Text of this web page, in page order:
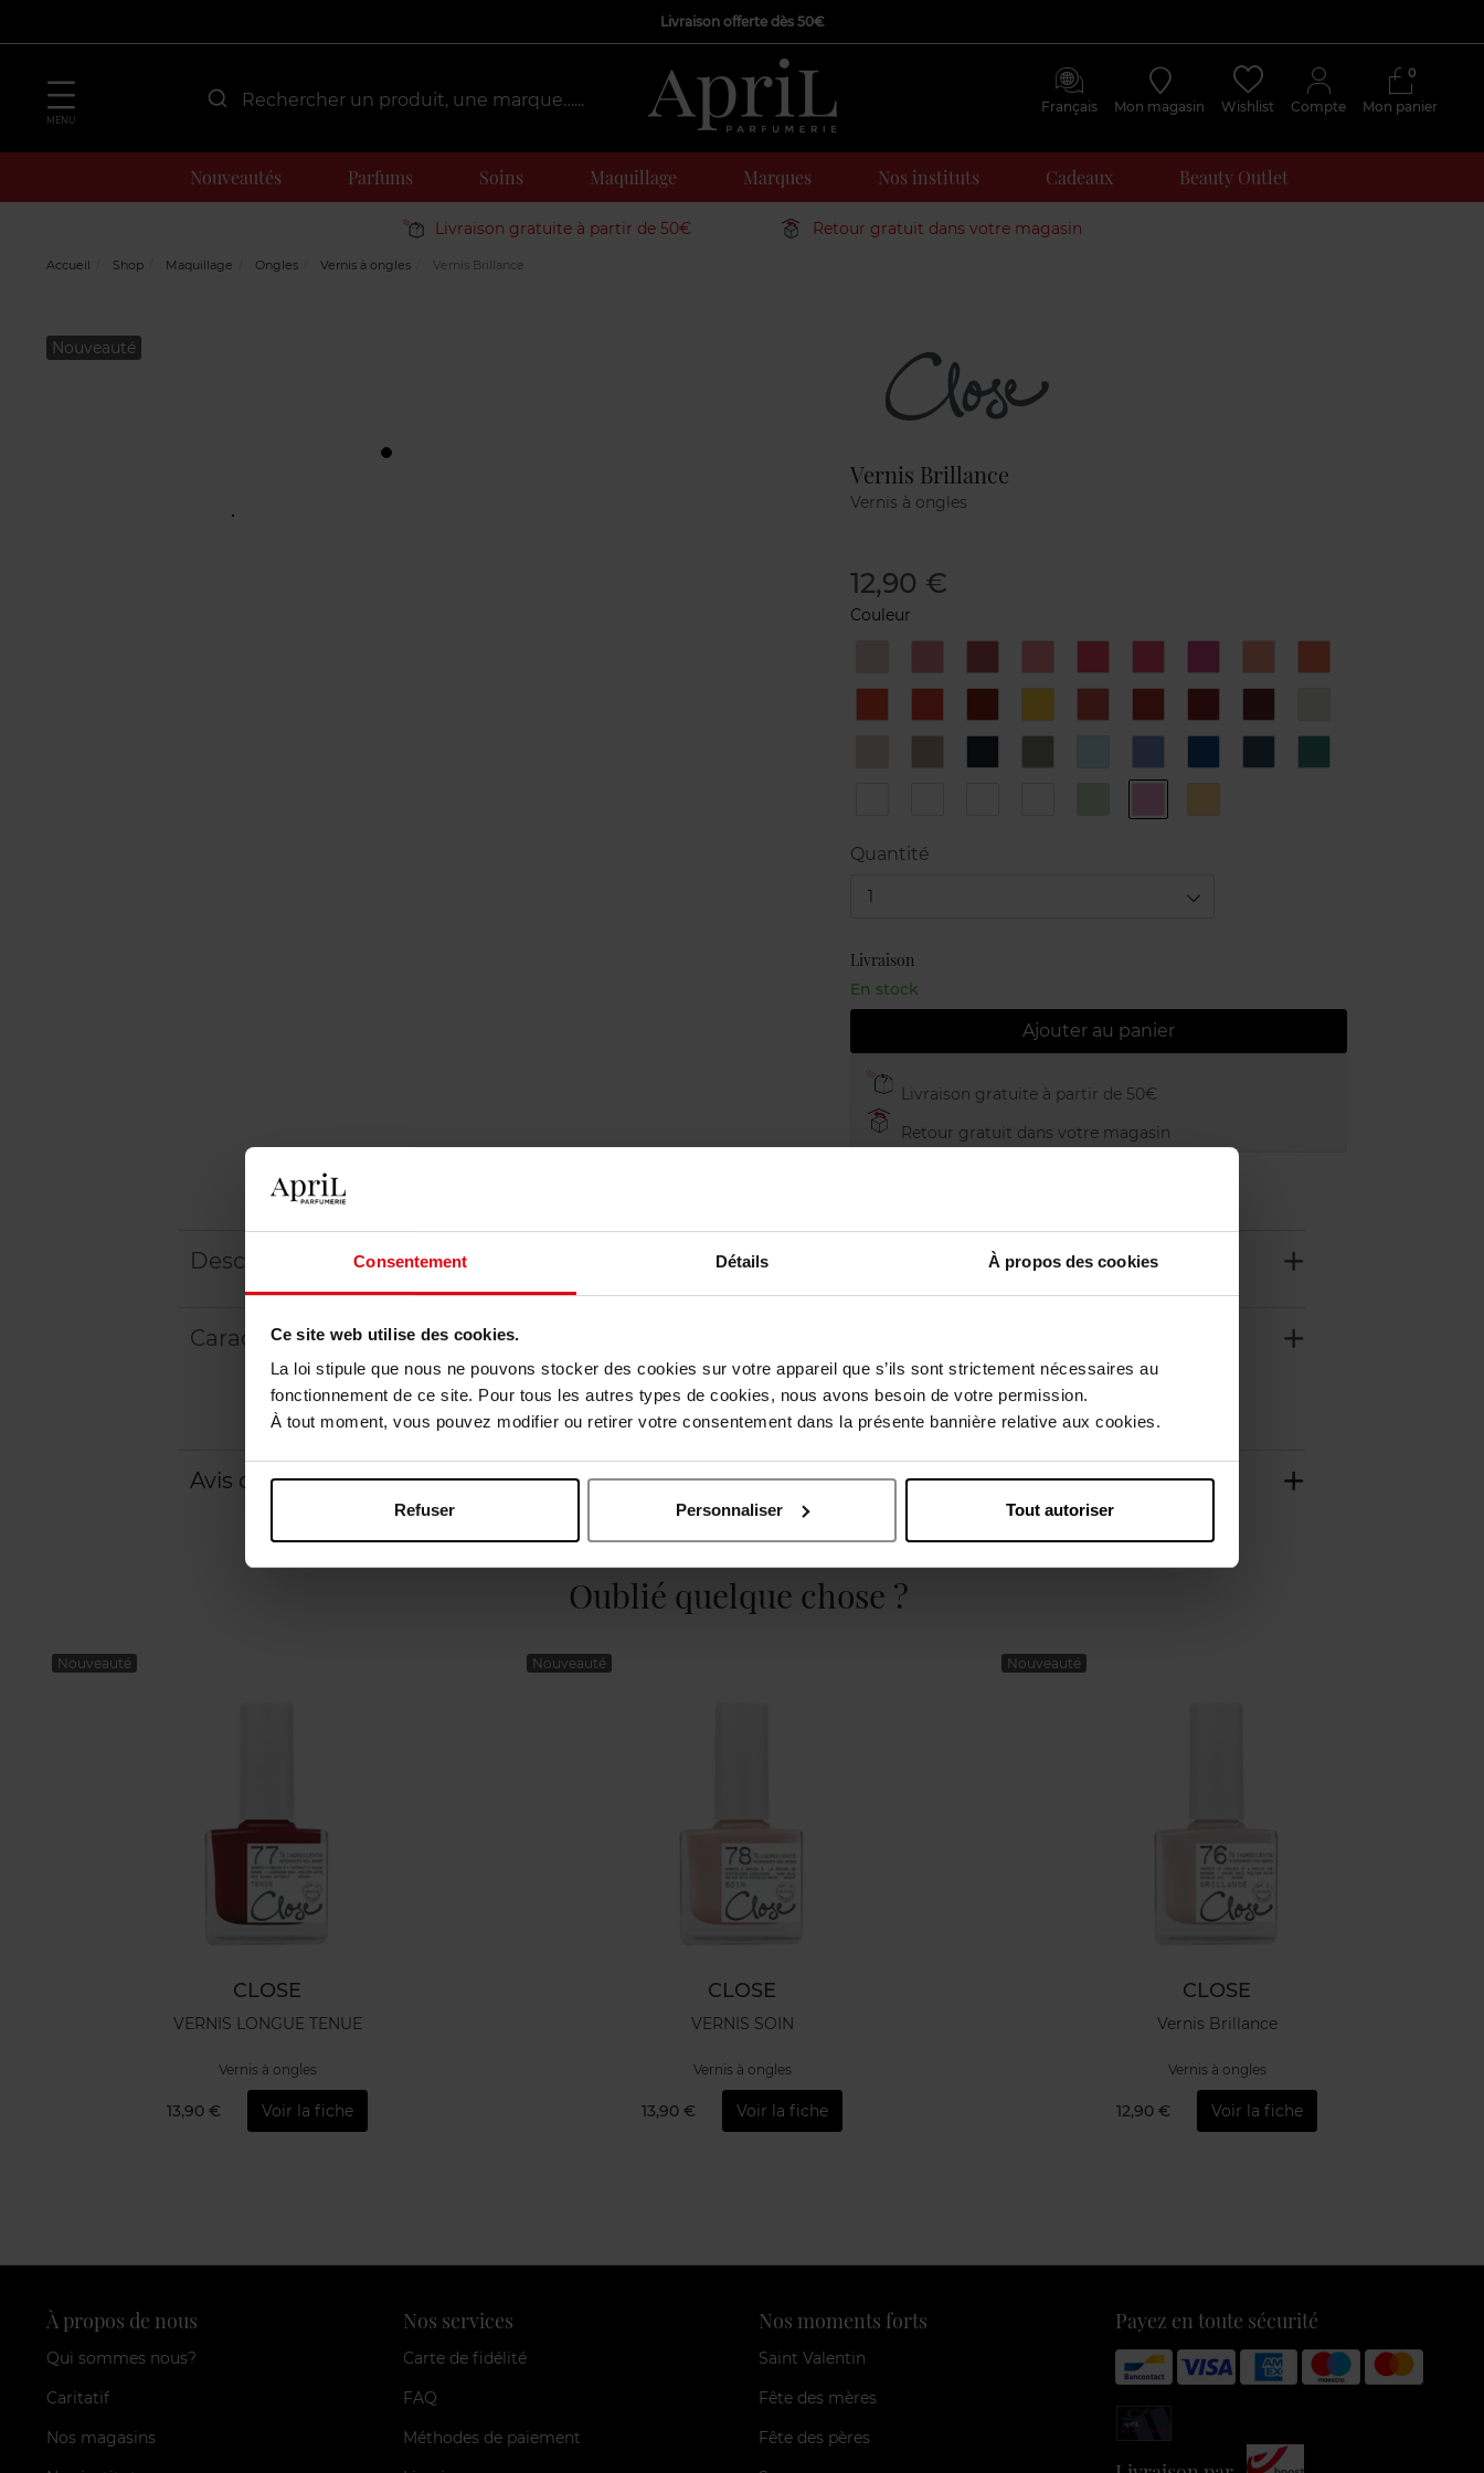
Consentement Détails À propos des cookies
Ce site web utilise des cookies.
La loi stipule que nous ne pouvons stocker des cookies sur votre appareil que s’ils sont strictement nécessaires au
fonctionnement de ce site. Pour tous les autres types de cookies, nous avons besoin de votre permission.
À tout moment, vous pouvez modifier ou retirer votre consentement dans la présente bannière relative aux cookies.
Refuser Personnaliser Tout autoriser
Livraison offerte dès 50€
MENU
Français Mon magasin Wishlist Compte Mon panier
0
Nouveautés Parfums Soins Maquillage Marques Nos instituts Cadeaux Beauty Outlet
Livraison gratuite à partir de 50€ Retour gratuit dans votre magasin
Accueil Shop Maquillage Ongles Vernis à ongles Vernis Brillance
Nouveauté
Vernis Brillance
Vernis à ongles
12,90 €
Couleur
SINGLE
LADY
MA
MIE
TERENCESLAVA 1983 MarbellaAugust
Day
SummerPompon
Crazy Que
Calor!
BibicheDisco VarsovieMy
Valentine
Kiki Queen
Day
WandaKampaïYou Paris BubbleBlossomGeorgeNuit
Campagne
Simon Montmartre
Winnie
Quantité
1
Livraison
En stock
Ajouter au panier
Livraison gratuite à partir de 50€
Retour gratuit dans votre magasin
Description
Caractéristiques
Avis client Politique relative aux avis des clients
Oublié quelque chose ?
Nouveauté
CLOSE
VERNIS LONGUE TENUE
Vernis à ongles
13,90 € Voir la fiche
Nouveauté
CLOSE
VERNIS SOIN
Vernis à ongles
13,90 € Voir la fiche
Nouveauté
CLOSE
Vernis Brillance
Vernis à ongles
12,90 € Voir la fiche
À propos de nous
Qui sommes nous?
Caritatif
Nos magasins
Nos services
Carte de fidélité
FAQ
Méthodes de paiement
Nos moments forts
Saint Valentin
Fête des mères
Fête des pères
Payez en toute sécurité